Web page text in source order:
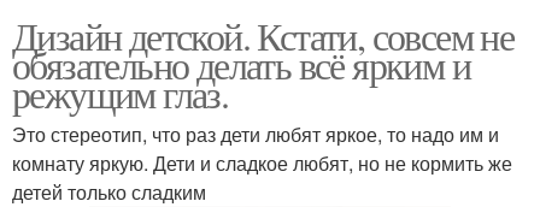
Дизайн детской. Кстати, совсем не
обязательно делать всё ярким и
режущим глаз.
Это стереотип, что раз дети любят яркое, то надо им и
комнату яркую. Дети и сладкое любят, но не кормить же
детей только сладким